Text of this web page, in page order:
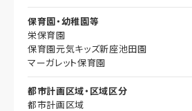
保育園・幼稚園等
栄保育園
保育園元気キッズ新座池田園
マーガレット保育園
都市計画区域・区域区分
都市計画区域